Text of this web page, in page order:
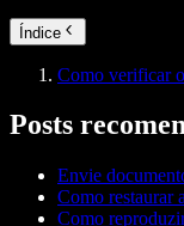
Índice
Como verificar
Posts
Envie
Como restaurar
Como